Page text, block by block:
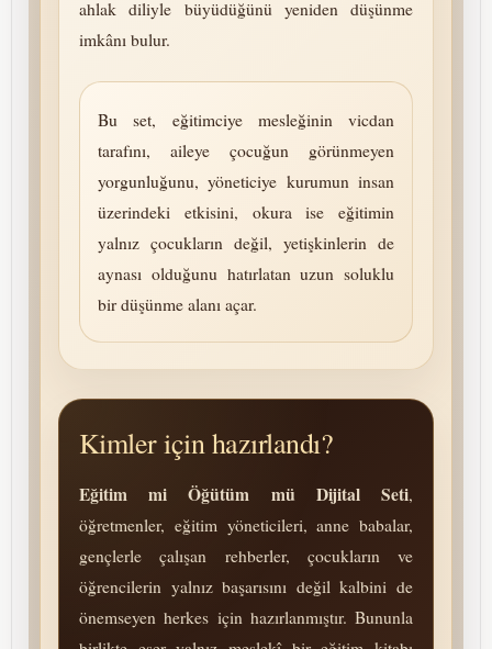
ahlak diliyle büyüdüğünü yeniden düşünme
imkânı bulur.
Bu set, eğitimciye mesleğinin vicdan
tarafını, aileye çocuğun gö­rün­me­yen
yorgunluğunu, yöneticiye kurumun insan
üzerindeki etkisini, okura ise eğitimin
yalnız çocukların değil, yetişkinlerin de
aynası olduğunu hatırlatan uzun soluklu
bir düşünme alanı açar.
Kimler için hazırlandı?
Eğitim mi Öğütüm mü Dijital Seti,
öğretmenler, eğitim yöneticileri, anne babalar,
gençlerle çalışan rehberler, çocukların ve
öğrencilerin yalnız başarısını değil kalbini de
önemseyen herkes için hazırlanmıştır. Bununla